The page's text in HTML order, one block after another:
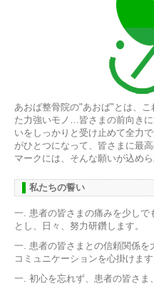
あおば整骨院の"あおば"とは、
た力強いモノ…皆さまの前向き
いをしっかりと受け止めて全力
がひとつになって、皆さまに最
マークには、そんな願いが込めら
私たちの誓い
一. 患者の皆さまの痛みを少しで
とし、日々、努力研鑽します。
一. 患者の皆さまとの信頼関係を
コミュニケーションを心掛けます
一. 初心を忘れず、患者の皆さま